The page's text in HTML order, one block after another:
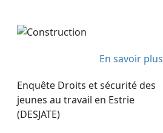
En savoir plus
Enquête Droits et sécurité des
jeunes au travail en Estrie
(DESJATE)